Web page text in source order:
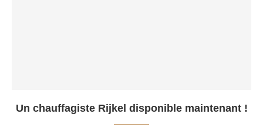
Un chauffagiste Rijkel disponible maintenant !